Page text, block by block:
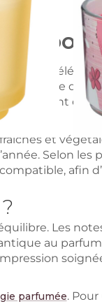
touche de
permettent de
et
Selon
afin
Les
au
parfumée.